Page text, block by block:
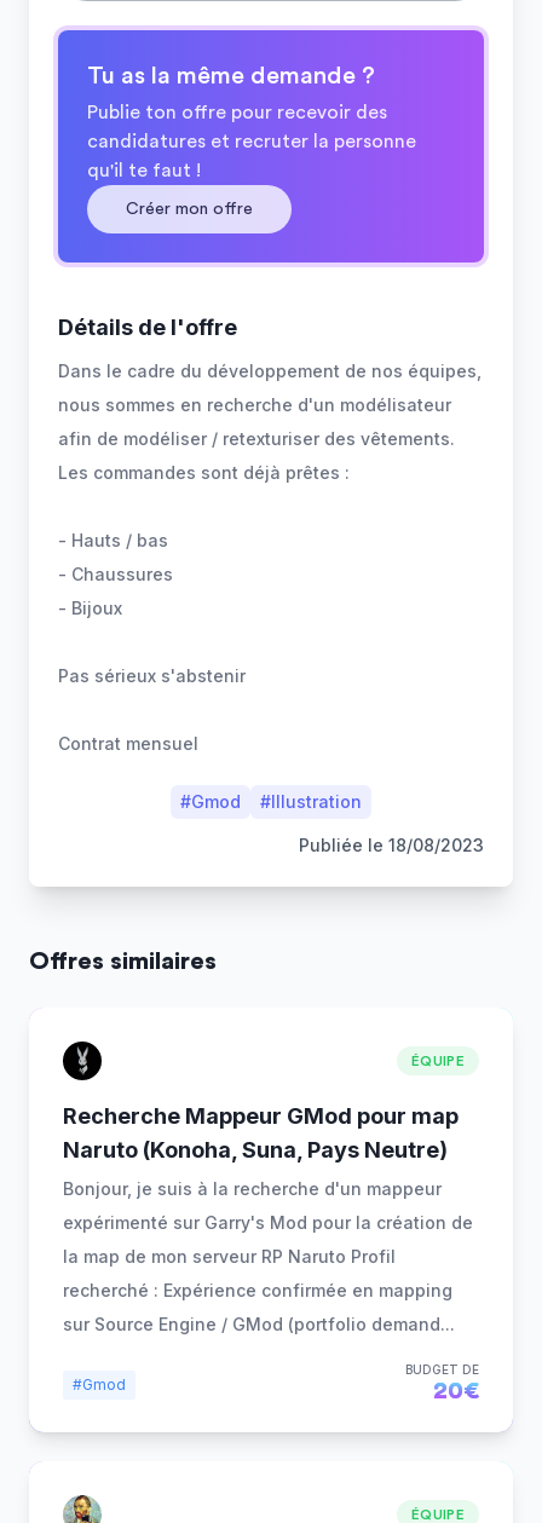
Tu as la même demande ?
Publie ton offre pour recevoir des
candidatures et recruter la personne
qu'il te faut !
Créer mon offre
Détails de l'offre
Dans le cadre du développement de nos équipes,
nous sommes en recherche d'un modélisateur
afin de modéliser / retexturiser des vêtements.
Les commandes sont déjà prêtes :
- Hauts / bas
- Chaussures
- Bijoux
Pas sérieux s'abstenir
Contrat mensuel
#Gmod #Illustration
Publiée le 18/08/2023
Offres similaires
ÉQUIPE
Recherche Mappeur GMod pour map
Naruto (Konoha, Suna, Pays Neutre)
Bonjour, je suis à la recherche d'un mappeur
expérimenté sur Garry's Mod pour la création de
la map de mon serveur RP Naruto Profil
recherché : Expérience confirmée en mapping
sur Source Engine / GMod (portfolio demand...
#Gmod
BUDGET DE
20€
ÉQUIPE